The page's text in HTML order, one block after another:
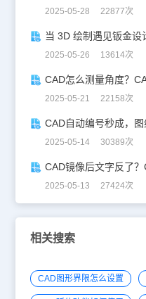
2025-05-28 22877次
当 3D 绘制遇见钣金设
2025-05-26 13614次
CAD怎么测量角度？
2025-05-21 22158次
CAD自动编号秒成，图
2025-05-14 30389次
2025-05-13 27424次
相关搜索
CAD图形界限怎么设置